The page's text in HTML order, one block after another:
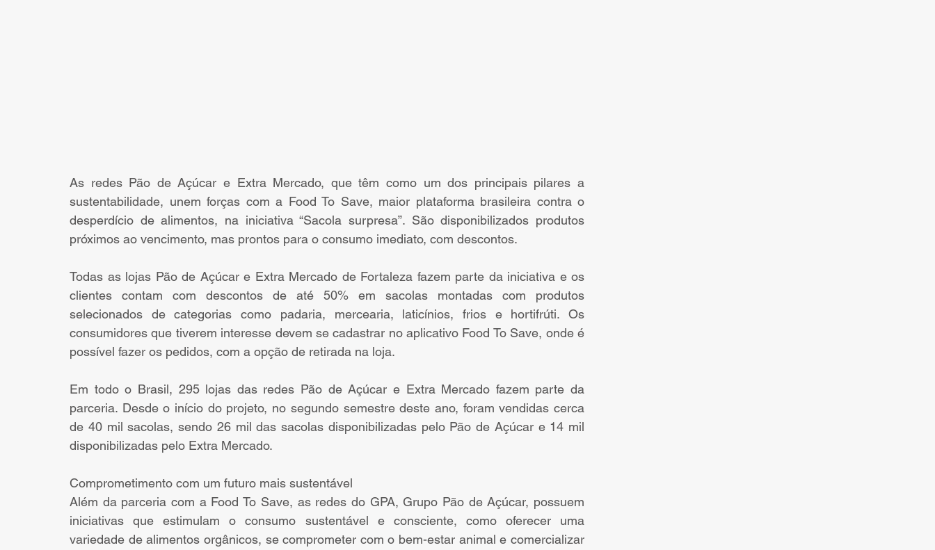
As redes Pão de Açúcar e Extra Mercado, que têm como um dos principais pilares a
sustentabilidade, unem forças com a Food To Save, maior plataforma brasileira contra o
desperdício de alimentos, na iniciativa “Sacola surpresa”. São disponibilizados produtos
próximos ao vencimento, mas prontos para o consumo imediato, com descontos.
Todas as lojas Pão de Açúcar e Extra Mercado de Fortaleza fazem parte da iniciativa e os
clientes contam com descontos de até 50% em sacolas montadas com produtos
selecionados de categorias como padaria, mercearia, laticínios, frios e hortifrúti. Os
consumidores que tiverem interesse devem se cadastrar no aplicativo Food To Save, onde é
possível fazer os pedidos, com a opção de retirada na loja.
Em todo o Brasil, 295 lojas das redes Pão de Açúcar e Extra Mercado fazem parte da
parceria. Desde o início do projeto, no segundo semestre deste ano, foram vendidas cerca
de 40 mil sacolas, sendo 26 mil das sacolas disponibilizadas pelo Pão de Açúcar e 14 mil
disponibilizadas pelo Extra Mercado.
Comprometimento com um futuro mais sustentável
Além da parceria com a Food To Save, as redes do GPA, Grupo Pão de Açúcar, possuem
iniciativas que estimulam o consumo sustentável e consciente, como oferecer uma
variedade de alimentos orgânicos, se comprometer com o bem-estar animal e comercializar